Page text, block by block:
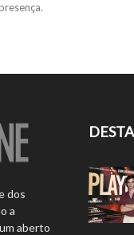
dos
a
aberto